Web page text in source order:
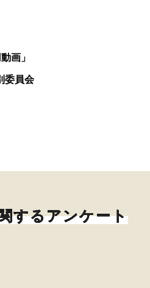
画」
委員会
するアンケート